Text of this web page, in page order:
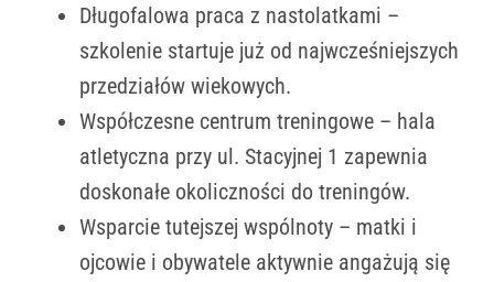
Długofalowa praca z nastolatkami –
szkolenie startuje już od najwcześniejszych
przedziałów wiekowych.
Współczesne centrum treningowe – hala
atletyczna przy ul. Stacyjnej 1 zapewnia
doskonałe okoliczności do treningów.
Wsparcie tutejszej wspólnoty – matki i
ojcowie i obywatele aktywnie angażują się